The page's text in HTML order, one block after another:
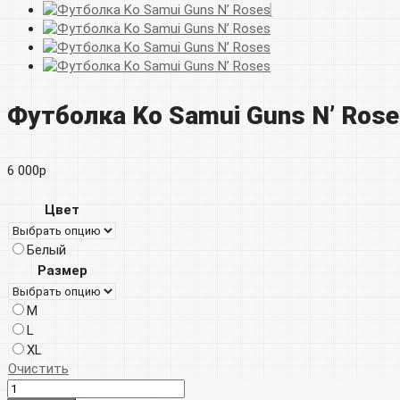
Футболка Ko Samui Guns N’
6 000р
Цвет
Белый
Размер
M
L
XL
Очистить